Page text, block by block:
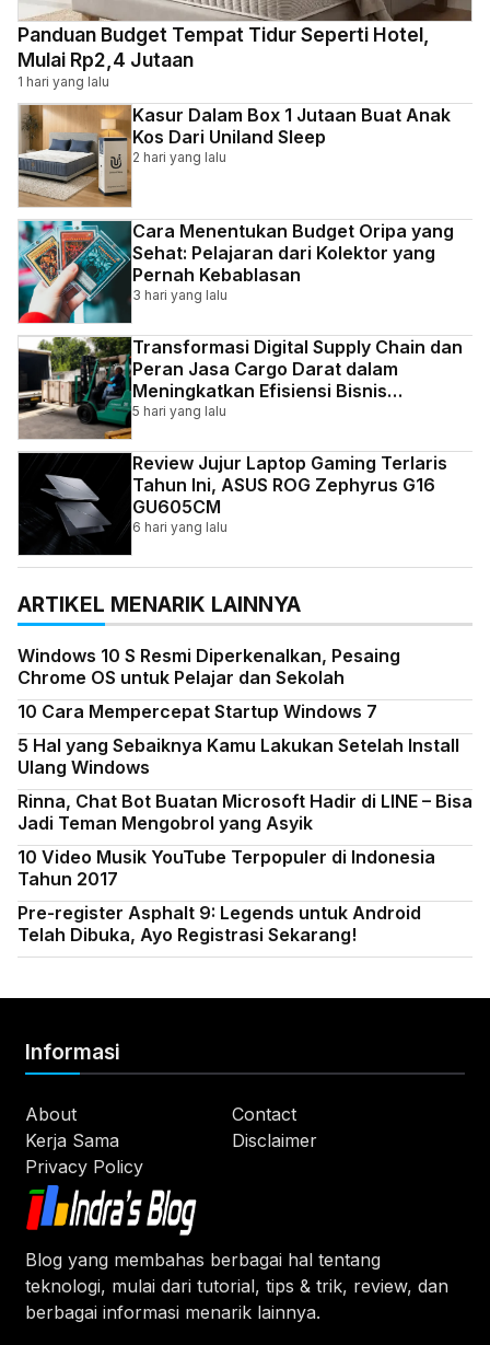
Panduan Budget Tempat Tidur Seperti Hotel,
Mulai Rp2,4 Jutaan
1 hari yang lalu
Kasur Dalam Box 1 Jutaan Buat Anak
Kos Dari Uniland Sleep
2 hari yang lalu
Cara Menentukan Budget Oripa yang
Sehat: Pelajaran dari Kolektor yang
Pernah Kebablasan
3 hari yang lalu
Transformasi Digital Supply Chain dan
Peran Jasa Cargo Darat dalam
Meningkatkan Efisiensi Bisnis
Indonesia
5 hari yang lalu
Review Jujur Laptop Gaming Terlaris
Tahun Ini, ASUS ROG Zephyrus G16
GU605CM
6 hari yang lalu
ARTIKEL MENARIK LAINNYA
Windows 10 S Resmi Diperkenalkan, Pesaing
Chrome OS untuk Pelajar dan Sekolah
10 Cara Mempercepat Startup Windows 7
5 Hal yang Sebaiknya Kamu Lakukan Setelah Install
Ulang Windows
Rinna, Chat Bot Buatan Microsoft Hadir di LINE – Bisa
Jadi Teman Mengobrol yang Asyik
10 Video Musik YouTube Terpopuler di Indonesia
Tahun 2017
Pre-register Asphalt 9: Legends untuk Android
Telah Dibuka, Ayo Registrasi Sekarang!
Blog yang membahas berbagai hal tentang
teknologi, mulai dari tutorial, tips & trik, review, dan
berbagai informasi menarik lainnya.
Informasi
About
Contact
Kerja Sama
Disclaimer
Privacy Policy